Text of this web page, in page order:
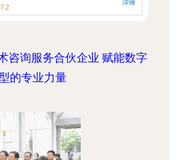
咨询服务合伙企业 赋能数字
的专业力量